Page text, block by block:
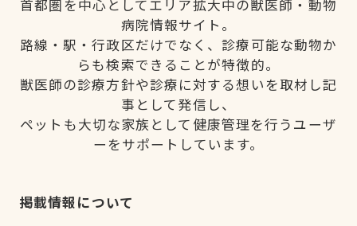
首都圏を中心としてエリア拡大中の獣医師・動物
病院情報サイト。
路線・駅・行政区だけでなく、診療可能な動物か
らも検索できることが特徴的。
獣医師の診療方針や診療に対する想いを取材し記
事として発信し、
ペットも大切な家族として健康管理を行うユーザ
ーをサポートしています。
掲載情報について